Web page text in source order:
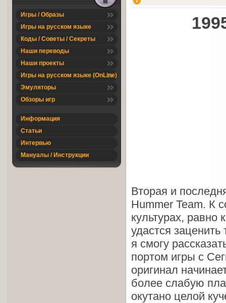
Игры / Образы
Игры на русском языке
Коды / Советы / Секреты
Наши переводы
Наши проекты
Игры на русском языке (OnLine)
Эмуляторы
Обзоры игр
Информация
Статьи
Интервью
Мануалы / Инструкции
Вторая и
Hummer Team. К
культурах, равно
удастся
я смогу
портом игры с
оригинал
более слабую
окутано целой